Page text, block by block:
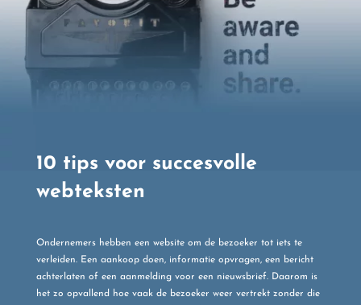
10 tips voor succesvolle
webteksten
Ondernemers hebben een website om de bezoeker tot iets te
verleiden. Een aankoop doen, informatie opvragen, een bericht
achterlaten of een aanmelding voor een nieuwsbrief. Daarom is
het zo opvallend hoe vaak de bezoeker weer vertrekt zonder die